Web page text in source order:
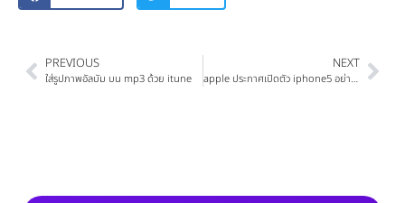
PREVIOUS
ใส่รูปภาพอัลบัม บน mp3 ด้วย itune
NEXT
apple ประกาศเปิดตัว iphone5 อย่างเป็นทางการแล้ว?